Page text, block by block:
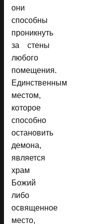
они
способны
проникнуть
за стены
любого
помещения.
Единственным
местом,
которое
способно
остановить
демона,
является
храм
Божий
либо
освященное
место,